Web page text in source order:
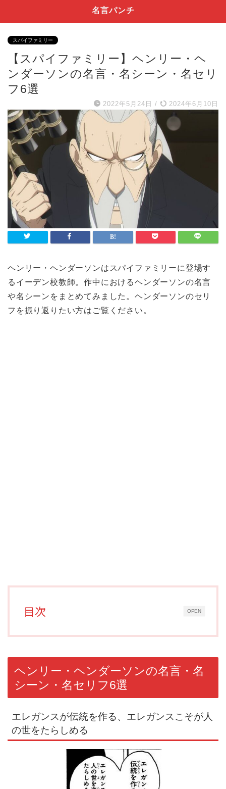
名言パンチ
スパイファミリー
【スパイファミリー】ヘンリー・ヘ
ンダーソンの名言・名シーン・名セリ
フ6選
2022年5月24日 / 2024年6月10日
ヘンリー・ヘンダーソンはスパイファミリーに登場す
るイーデン校教師。作中におけるヘンダーソンの名言
や名シーンをまとめてみました。ヘンダーソンのセリ
フを振り返りたい方はご覧ください。
OPEN
目次
ヘンリー・ヘンダーソンの名言・名
シーン・名セリフ6選
エレガンスが伝統を作る、エレガンスこそが人
の世をたらしめる